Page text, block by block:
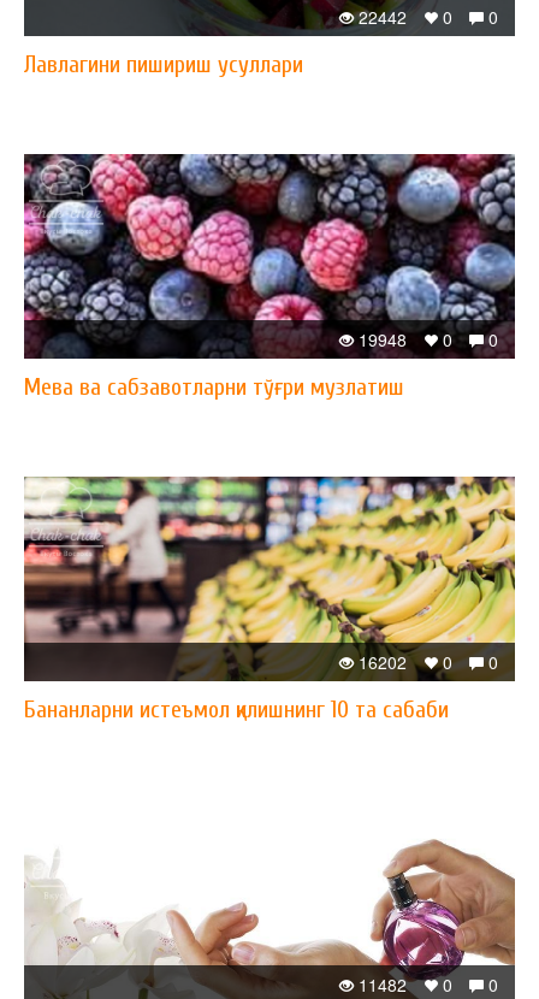
0
0
22442
Лавлагини пишириш усуллари
0
0
19948
Мева ва сабзавотларни тўғри музлатиш
0
0
16202
Бананларни истеъмол қилишнинг 10 та сабаби
0
0
11482